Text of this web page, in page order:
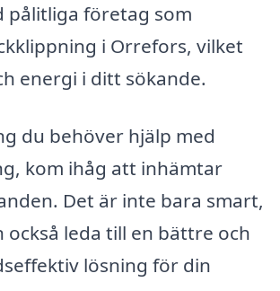
pålitliga företag som
i Orrefors, vilket
energi i ditt sökande.
du behöver hjälp med
kom ihåg att inhämtar
Det är inte bara smart,
också leda till en bättre och
lösning för din